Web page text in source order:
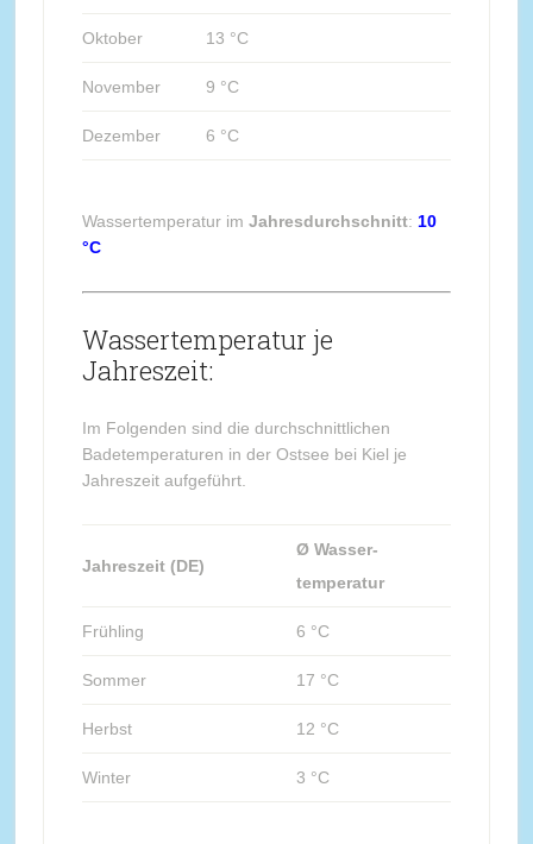
Oktober 13 °C
November 9 °C
Dezember 6 °C
Wassertemperatur im Jahresdurchschnitt: 10
°C
Wassertemperatur je
Jahreszeit:
Im Folgenden sind die durchschnittlichen
Badetemperaturen in der Ostsee bei Kiel je
Jahreszeit aufgeführt.
Jahreszeit (DE)
Ø Wasser-
temperatur
Frühling 6 °C
Sommer 17 °C
Herbst 12 °C
Winter 3 °C